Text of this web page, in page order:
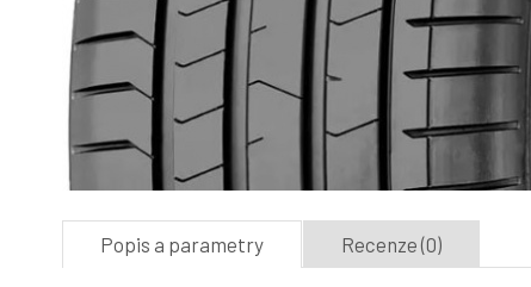
Popis a parametry Recenze (0)